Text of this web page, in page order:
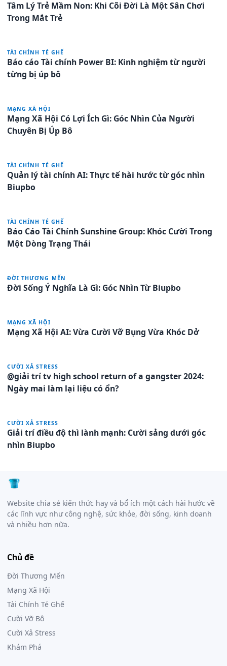
Tâm Lý Trẻ Mầm Non: Khi Cõi Đời Là Một Sân Chơi
Trong Mắt Trẻ
TÀI CHÍNH TÉ GHẾ
Báo cáo Tài chính Power BI: Kinh nghiệm từ người
từng bị úp bô
MẠNG XÃ HỘI
Mạng Xã Hội Có Lợi Ích Gì: Góc Nhìn Của Người
Chuyên Bị Úp Bô
TÀI CHÍNH TÉ GHẾ
Quản lý tài chính AI: Thực tế hài hước từ góc nhìn
Biupbo
TÀI CHÍNH TÉ GHẾ
Báo Cáo Tài Chính Sunshine Group: Khóc Cười Trong
Một Dòng Trạng Thái
ĐỜI THƯƠNG MẾN
Đời Sống Ý Nghĩa Là Gì: Góc Nhìn Từ Biupbo
MẠNG XÃ HỘI
Mạng Xã Hội AI: Vừa Cười Vỡ Bụng Vừa Khóc Dở
CƯỜI XẢ STRESS
@giải trí tv high school return of a gangster 2024:
Ngày mai làm lại liệu có ổn?
CƯỜI XẢ STRESS
Giải trí điều độ thì lành mạnh: Cười sảng dưới góc
nhìn Biupbo
Website chia sẻ kiến thức hay và bổ ích một cách hài hước về
các lĩnh vực như công nghệ, sức khỏe, đời sống, kinh doanh
và nhiều hơn nữa.
Chủ đề
Đời Thương Mến
Mạng Xã Hội
Tài Chính Té Ghế
Cười Vỡ Bô
Cười Xả Stress
Khám Phá